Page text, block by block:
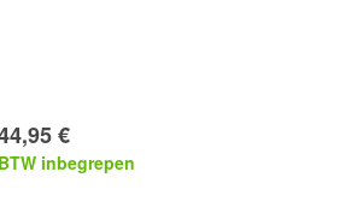
€
BTW inbegrepen